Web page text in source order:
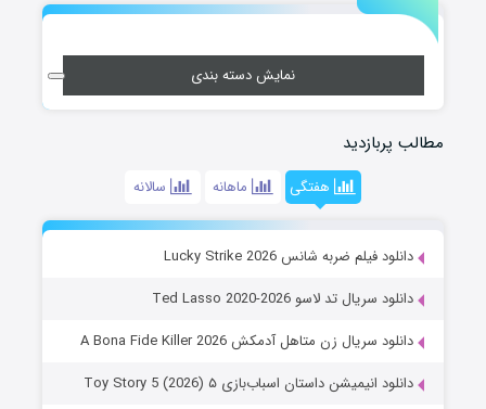
نمایش دسته بندی
مطالب پربازدید
هفتگی ماهانه سالانه
دانلود فیلم ضربه شانس Lucky Strike 2026
دانلود سریال تد لاسو Ted Lasso 2020-2026
دانلود سریال زن متاهل آدمکش A Bona Fide Killer 2026
دانلود انیمیشن داستان اسباب‌بازی ۵ Toy Story 5 (2026)